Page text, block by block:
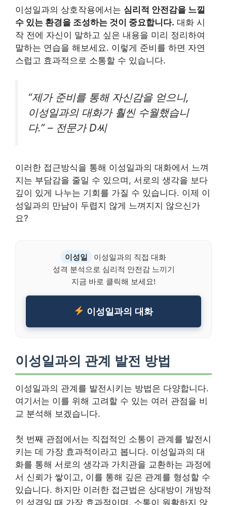
이성일과의 상호작용에서는 심리적 안전감을 느낄
수 있는 환경을 조성하는 것이 중요합니다. 대화 시
작 전에 자신이 말하고 싶은 내용을 미리 정리하여
말하는 연습을 해보세요. 이렇게 준비를 하면 자연
스럽고 효과적으로 소통할 수 있습니다.
“제가 준비를 통해 자신감을 얻으니,
이성일과의 대화가 훨씬 수월했습니
다.” – 전문가 D씨
이러한 접근방식을 통해 이성일과의 대화에서 느껴
지는 부담감을 줄일 수 있으며, 서로의 생각을 보다
깊이 있게 나누는 기회를 가질 수 있습니다. 이제 이
성일과의 만남이 두렵지 않게 느껴지지 않으신가
요?
이성일
이성일과의 직접 대화
성격 분석으로 심리적 안전감 느끼기
지금 바로 클릭해 보세요!
이성일과의 대화
이성일과의 관계 발전 방법
이성일과의 관계를 발전시키는 방법은 다양합니다.
여기서는 이를 위해 고려할 수 있는 여러 관점을 비
교 분석해 보겠습니다.
첫 번째 관점에서는 직접적인 소통이 관계를 발전시
키는 데 가장 효과적이라고 봅니다. 이성일과의 대
화를 통해 서로의 생각과 가치관을 교환하는 과정에
서 신뢰가 쌓이고, 이를 통해 깊은 관계를 형성할 수
있습니다. 하지만 이러한 접근법은 상대방이 개방적
인 성격일 때 가장 효과적이며, 소통이 원활하지 않